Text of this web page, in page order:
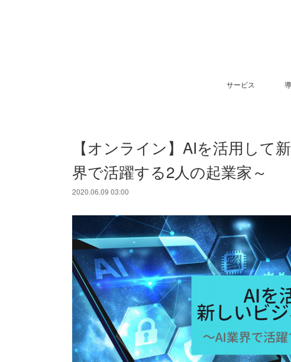
サービス
【オンライン】AIを活用して
界で活躍する2人の起業家～
2020.06.09 03:00